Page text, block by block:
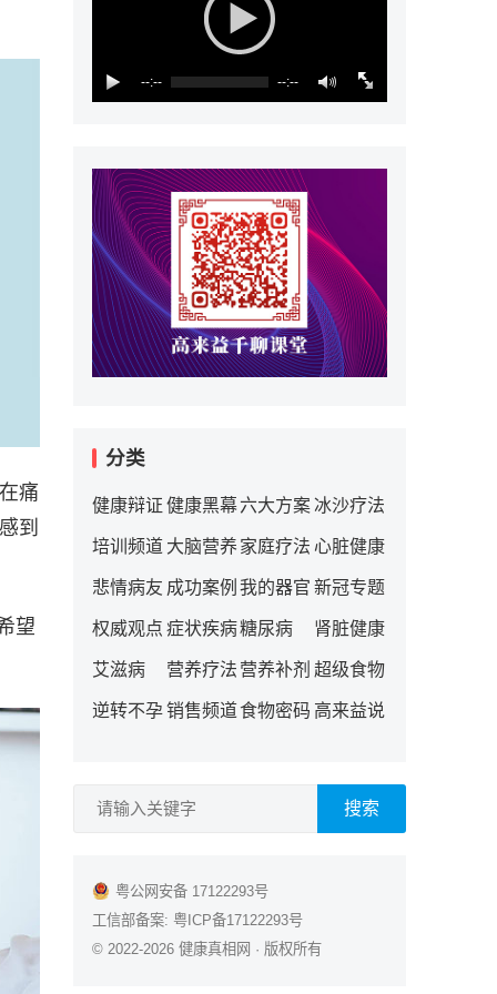
痛
到
望
--:-- --:--
分类
健康辩证 健康黑幕 六大方案冰沙疗法
培训频道 大脑营养 家庭疗法 心脏健康
悲情病友 成功案例 我的器官 新冠专题
权威观点 症状疾病糖尿病 肾脏健康
艾滋病 营养疗法 营养补剂 超级食物
逆转不孕销售频道食物密码 高来益说
搜索
粤公网安备 17122293号
工信部备案: 粤ICP备17122293号
© 2022-2026 健康真相网 · 版权所有